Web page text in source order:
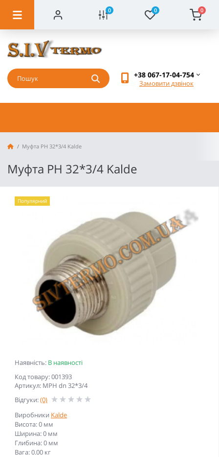
0 0 0
+38 067-17-04-754
Замовити дзвінок
Муфта РН 32*3/4 Kalde
Муфта РН 32*3/4 Kalde
Наявність: В наявності
Код товару: 001393
Артикул: МРН dn 32*3/4
Відгуки:(0)
Виробники Kalde
Висота: 0 мм
Ширина: 0 мм
Глибина: 0 мм
Вага: 0.00 кг
Популярний